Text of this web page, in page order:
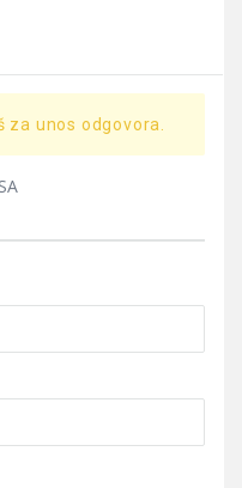
za unos odgovora.